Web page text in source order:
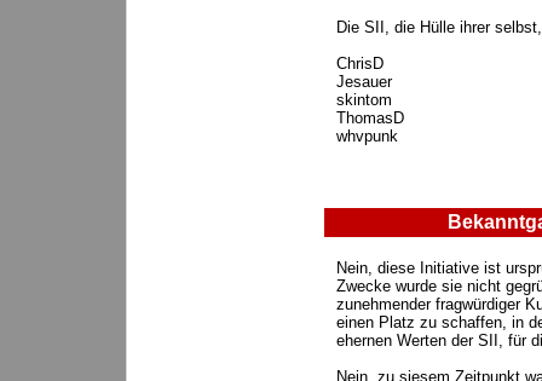
Die SII, die Hülle ihrer
ChrisD
Jesauer
skintom
ThomasD
whvpunk
Nein, diese Initiative ist
Zwecke wurde sie nicht
zunehmender fragwürdiger
einen Platz zu schaffen, in
ehernen Werten der SII, für
Nein, zu siesem Zeitpunkt